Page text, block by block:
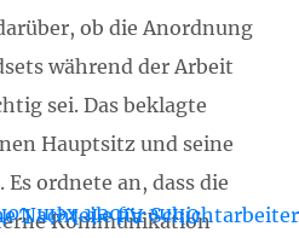
ob die Anordnung
während der Arbeit
sei. Das beklagte
Hauptsitz und seine
ordnete an, dass die
Kommunikation
Manchmal schon!
Nachteile für Schichtarbeiter